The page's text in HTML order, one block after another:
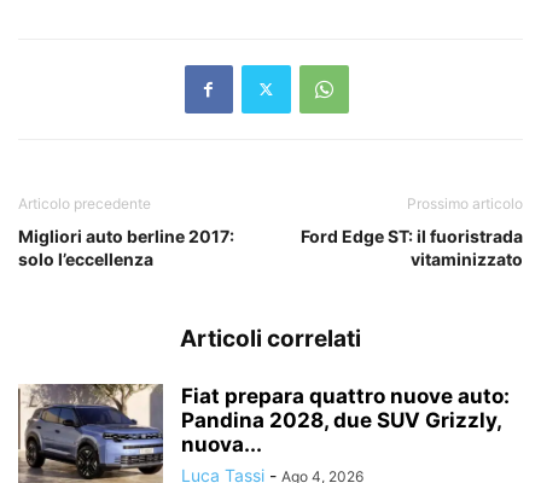
Articolo precedente
Migliori auto berline 2017:
solo l’eccellenza
Prossimo articolo
Ford Edge ST: il fuoristrada
vitaminizzato
Articoli correlati
Fiat prepara quattro nuove auto:
Pandina 2028, due SUV Grizzly,
nuova...
Luca Tassi - Ago 4, 2026